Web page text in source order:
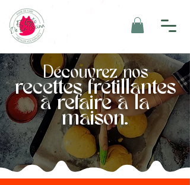
Découvrez nos
recettes frétillantes
à refaire à la
maison.